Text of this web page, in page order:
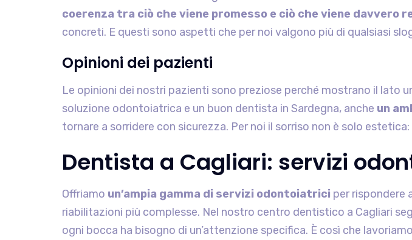
coerenza tra ciò che viene promesso e ciò che viene davvero
concreti. E questi sono aspetti che per noi valgono più di qualsiasi
Opinioni dei pazienti
Le opinioni dei nostri pazienti sono preziose perché mostrano il lato
soluzione odontoiatrica e un buon dentista in Sardegna, anche un
tornare a sorridere con sicurezza. Per noi il sorriso non è solo
Dentista a Cagliari: servizi
Offriamo un’ampia gamma di servizi odontoiatrici per rispondere
riabilitazioni più complesse. Nel nostro centro dentistico a Cagliari
ogni bocca ha bisogno di un’attenzione specifica. È così che